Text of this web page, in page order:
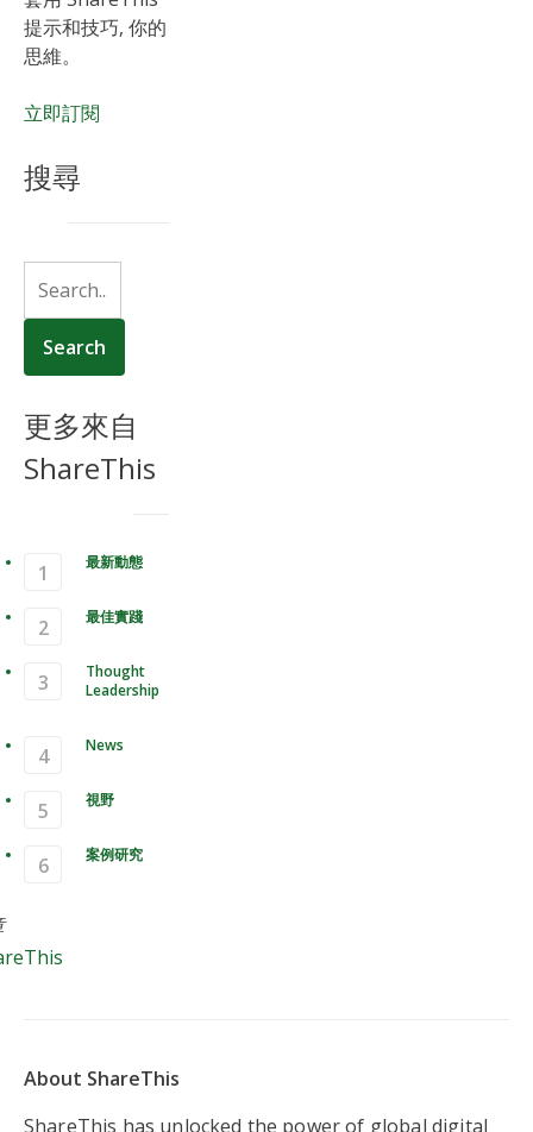
提示和技巧, 你的
思維。
立即訂閱
搜尋
更多來自
ShareThis
最新動態
最佳實踐
Thought
Leadership
News
視野
案例研究
About ShareThis
ShareThis has unlocked the power of global digital